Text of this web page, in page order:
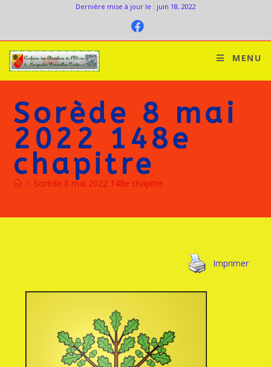
Dernière mise à jour le : juin 18, 2022
MENU
Sorède 8 mai
2022 148e
chapitre
> Sorède 8 mai 2022 148e chapitre
Imprimer